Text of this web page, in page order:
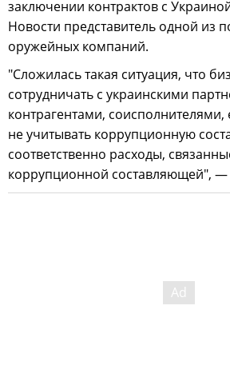
заключении контрактов с
Новости представитель одной из
оружейных компаний.
"Сложилась такая ситуация, что
сотрудничать с украинскими
контрагентами, соисполнителями,
не учитывать коррупционную
соответственно расходы,
коррупционной составляющей", —